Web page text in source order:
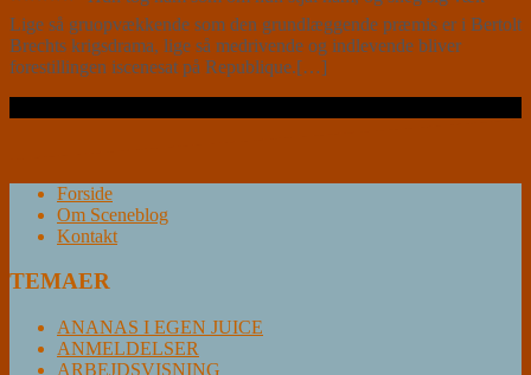
Lige så gruopvækkende som den grundlæggende præmis er i Bertolt
Brechts krigsdrama, lige så medrivende og indlevende bliver
forestillingen iscenesat på Republique.[…]
Forside
Om Sceneblog
Kontakt
TEMAER
ANANAS I EGEN JUICE
ANMELDELSER
ARBEJDSVISNING